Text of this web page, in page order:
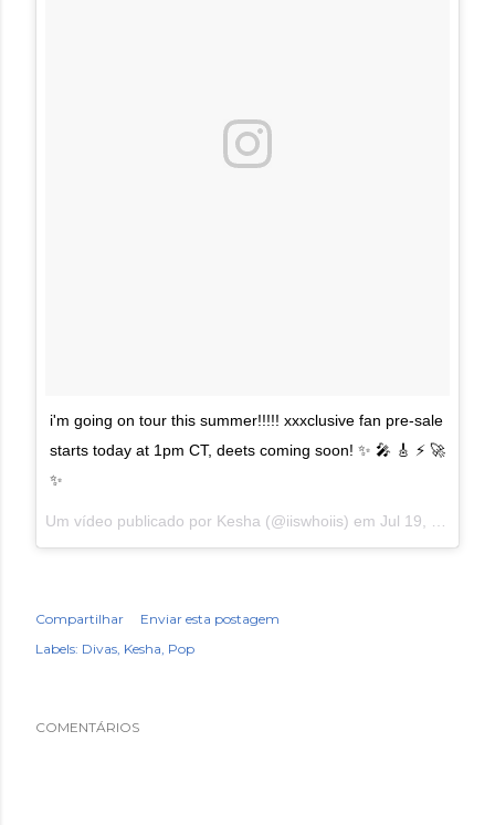
i'm going on tour this summer!!!!! xxxclusive fan pre-sale
starts today at 1pm CT, deets coming soon! ✨ 🎤 🎸 ⚡️ 🚀
✨
Um vídeo publicado por Kesha (@iiswhoiis) em Jul 19, 2016 às 8:01 PDT
Compartilhar
Enviar esta postagem
Labels: Divas Kesha Pop
COMENTÁRIOS